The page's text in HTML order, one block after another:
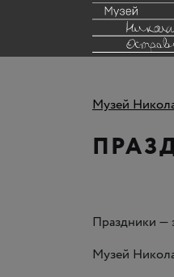
Музей
Праздники —
Музей